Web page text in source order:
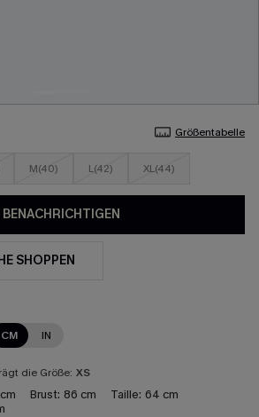
Größentabelle
M(40) L(42) XL(44)
BENACHRICHTIGEN
SHOPPEN
CM IN
die Größe: XS
Brust: 86 cm Taille: 64 cm